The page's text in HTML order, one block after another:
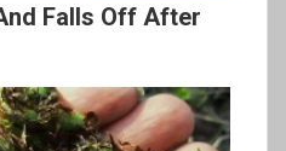
Falls Off After